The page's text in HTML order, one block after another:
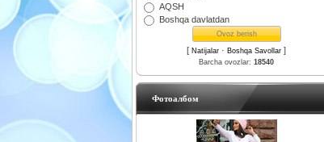
AQSH
Boshqa davlatdan
[ Natijalar · Boshqa Savollar ]
Barcha ovozlar: 18540
Фотоалбом